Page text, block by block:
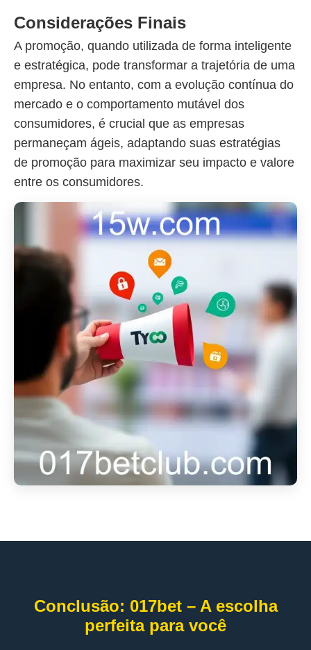
Considerações Finais
A promoção, quando utilizada de forma inteligente
e estratégica, pode transformar a trajetória de uma
empresa. No entanto, com a evolução contínua do
mercado e o comportamento mutável dos
consumidores, é crucial que as empresas
permaneçam ágeis, adaptando suas estratégias
de promoção para maximizar seu impacto e valore
entre os consumidores.
Conclusão: 017bet – A escolha
perfeita para você